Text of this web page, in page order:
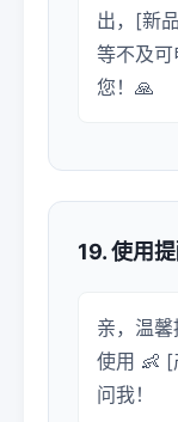
出，[新
等不及
您！🙏
19. 使用
亲，温
使用 👶 [
问我！